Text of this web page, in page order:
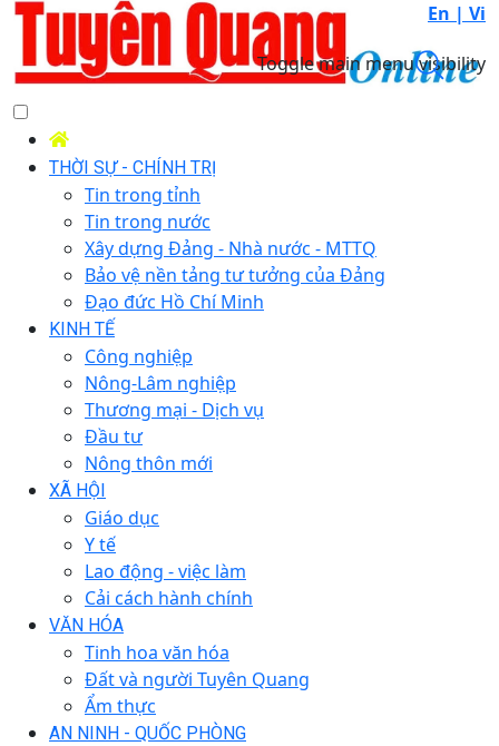
En | Vi
Toggle main menu visibility
THỜI SỰ - CHÍNH TRỊ
Tin trong tỉnh
Tin trong nước
Xây dựng Đảng - Nhà nước - MTTQ
Bảo vệ nền tảng tư tưởng của Đảng
Đạo đức Hồ Chí Minh
KINH TẾ
Công nghiệp
Nông-Lâm nghiệp
Thương mại - Dịch vụ
Đầu tư
Nông thôn mới
XÃ HỘI
Giáo dục
Y tế
Lao động - việc làm
Cải cách hành chính
VĂN HÓA
Tinh hoa văn hóa
Đất và người Tuyên Quang
Ẩm thực
AN NINH - QUỐC PHÒNG